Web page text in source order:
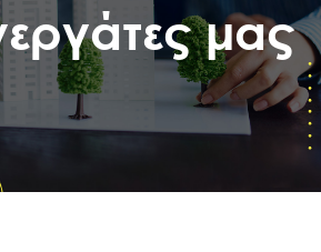
μας